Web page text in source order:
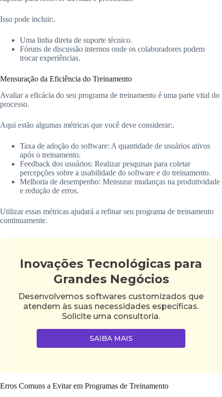
Isso pode incluir:.
Uma linha direta de suporte técnico.
Fóruns de discussão internos onde os colaboradores podem
trocar experiências.
Mensuração da Eficiência do Treinamento
Avaliar a eficácia do seu programa de treinamento é uma parte vital do
processo.
Aqui estão algumas métricas que você deve considerar:.
Taxa de adoção do software: A quantidade de usuários ativos
após o treinamento.
Feedback dos usuários: Realizar pesquisas para coletar
percepções sobre a usabilidade do software e do treinamento.
Melhoria de desempenho: Mensurar mudanças na produtividade
e redução de erros.
Utilizar essas métricas ajudará a refinar seu programa de treinamento
continuamente.
Inovações Tecnológicas para
Grandes Negócios
Desenvolvemos softwares customizados que
atendem às suas necessidades específicas.
Solicite uma consultoria.
SAIBA MAIS
Erros Comuns a Evitar em Programas de Treinamento